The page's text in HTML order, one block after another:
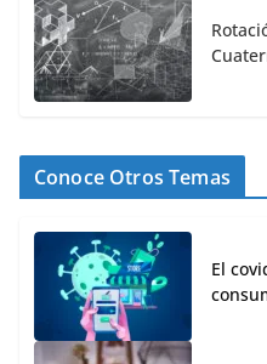
Conoce Otros Temas
El